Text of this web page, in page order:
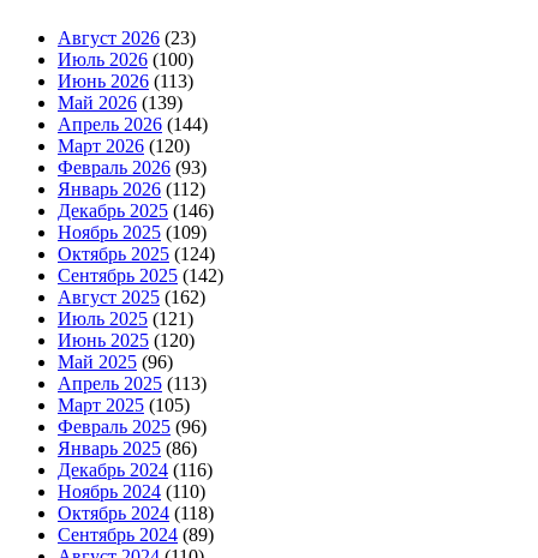
Август 2026 (23)
Июль 2026 (100)
Июнь 2026 (113)
Май 2026 (139)
Апрель 2026 (144)
Март 2026 (120)
Февраль 2026 (93)
Январь 2026 (112)
Декабрь 2025 (146)
Ноябрь 2025 (109)
Октябрь 2025 (124)
Сентябрь 2025 (142)
Август 2025 (162)
Июль 2025 (121)
Июнь 2025 (120)
Май 2025 (96)
Апрель 2025 (113)
Март 2025 (105)
Февраль 2025 (96)
Январь 2025 (86)
Декабрь 2024 (116)
Ноябрь 2024 (110)
Октябрь 2024 (118)
Сентябрь 2024 (89)